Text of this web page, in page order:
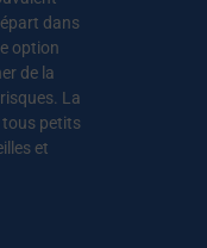
dans
option
de la
La
tous petits
et